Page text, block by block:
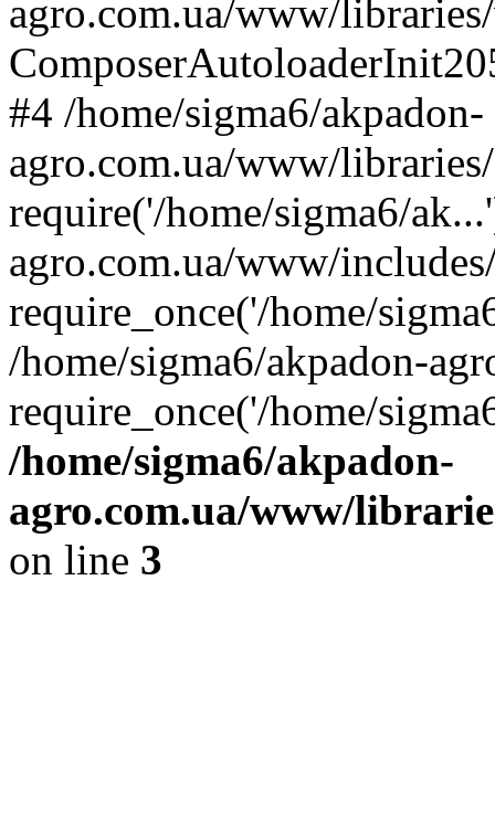
agro.com.ua/www/
#4 /home/sigma6/akpadon-
agro.com.ua/www/
require('/home/sigma6/
agro.com.ua/www/
require_once('/home/
/home/sigma6/akpadon-
require_once('/home/
/home/sigma6/akpadon-
agro.com.ua/www/
on line 3